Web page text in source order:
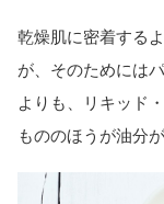
乾燥肌に密着する
が、そのためには
よりも、リキッド
もののほうが油分